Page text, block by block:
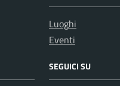
Luoghi
Eventi
SEGUICI SU